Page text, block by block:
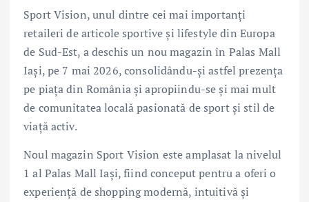
Sport Vision, unul dintre cei mai importanți
retaileri de articole sportive și lifestyle din Europa
de Sud-Est, a deschis un nou magazin în Palas Mall
Iași, pe 7 mai 2026, consolidându-și astfel prezența
pe piața din România și apropiindu-se și mai mult
de comunitatea locală pasionată de sport și stil de
viață activ.
Noul magazin Sport Vision este amplasat la nivelul
1 al Palas Mall Iași, fiind conceput pentru a oferi o
experiență de shopping modernă, intuitivă și